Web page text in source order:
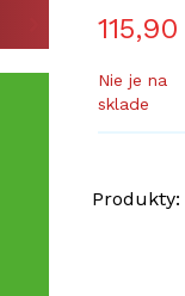
115,90
Nie je na
sklade
Produkty: